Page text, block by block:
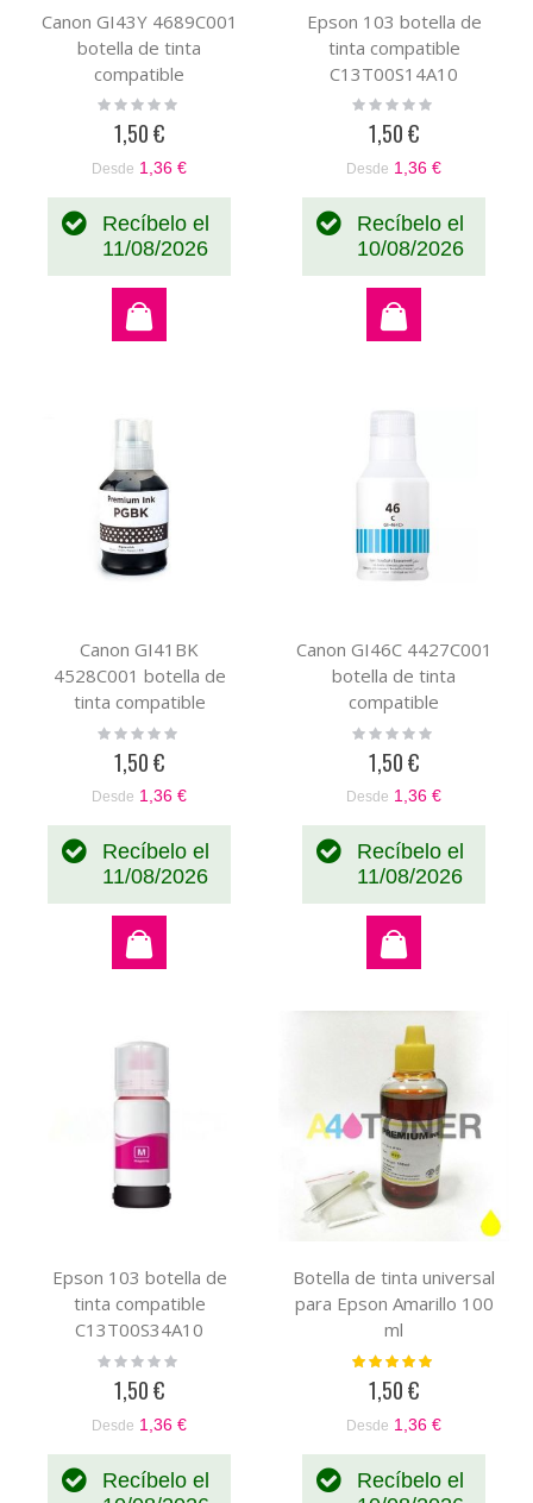
Canon GI43Y 4689C001
botella de tinta
compatible
Rating:
1,50 €
Desde 1,36 €
Recíbelo el
11/08/2026
Epson 103 botella de
tinta compatible
C13T00S14A10
Rating:
1,50 €
Desde 1,36 €
Recíbelo el
10/08/2026
Canon GI41BK
4528C001 botella de
tinta compatible
Rating:
1,50 €
Desde 1,36 €
Recíbelo el
11/08/2026
Canon GI46C 4427C001
botella de tinta
compatible
Rating:
1,50 €
Desde 1,36 €
Recíbelo el
11/08/2026
Epson 103 botella de
tinta compatible
C13T00S34A10
Rating:
1,50 €
Desde 1,36 €
Recíbelo el
Botella de tinta universal
para Epson Amarillo 100
ml
Valoración:
1,50 €
Desde 1,36 €
Recíbelo el